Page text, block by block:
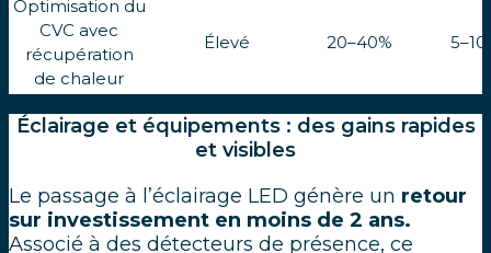
Optimisation du
CVC avec
récupération
de chaleur
Élevé 20–40%
Éclairage et équipements : des gains rapides
et visibles
Le passage à l’éclairage LED génère un retour
sur investissement en moins de 2 ans.
Associé à des détecteurs de présence, ce